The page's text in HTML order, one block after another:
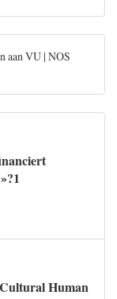
aan VU | NOS
Human